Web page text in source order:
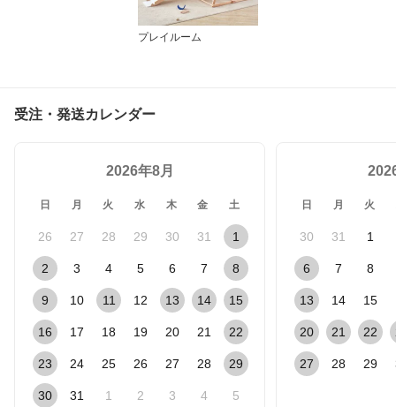
プレイルーム
受注・発送カレンダー
2026年8月
日 月 火 水 木 金 土
26 27 28 29 30 31 1
2 3 4 5 6 7 8
9 10 11 12 13 14 15
16 17 18 19 20 21 22
23 24 25 26 27 28 29
30 31 1 2 3 4 5
日 月 火
30 31 1
6 7 8
13 14 15
20 21 22
27 28 29